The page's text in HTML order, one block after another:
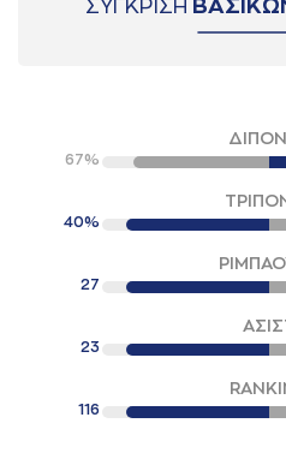
ΣΥΓΚΡΙΣΗ
67%
40%
27
23
116